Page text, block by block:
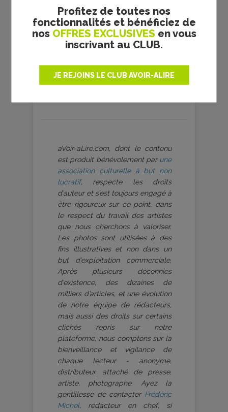
Profitez de toutes nos
fonctionnalités et bénéficiez de
nos OFFRES EXCLUSIVES en vous
inscrivant au CLUB.
JE REJOINS LE CLUB AVOIR-ALIRE
aVoir-aLire.com, dont le contenu
est produit bénévolement par une
association culturelle à but non
lucratif, respecte les droits
d’auteur et s’est toujours engagé à
être rigoureux sur ce point, dans
le respect du travail des artistes
que nous cherchons à valoriser.
Les photos sont utilisées à des
fins illustratives et non dans un
but d’exploitation commerciale.
Après plusieurs décennies
d’existence, des dizaines de
milliers d’articles, et une évolution
de notre équipe de rédacteurs,
mais aussi des droits sur certains
clichés repris sur notre
plateforme, nous comptons sur la
bienveillance et vigilance de
chaque lecteur - anonyme,
distributeur, attaché de presse,
artiste, photographe. Ayez la
gentillesse de contacter Frédéric
Michel, rédacteur en chef, si